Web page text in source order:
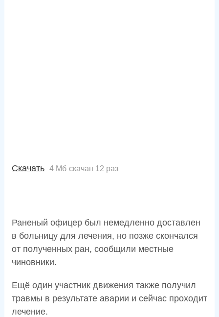
Скачать 4 Мб скачан 12 раз
Раненый офицер был немедленно доставлен
в больницу для лечения, но позже скончался
от полученных ран, сообщили местные
чиновники.
Ещё один участник движения также получил
травмы в результате аварии и сейчас проходит
лечение.